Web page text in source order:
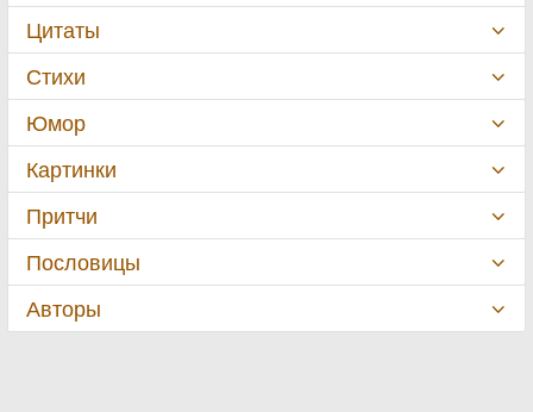
Цитаты
Стихи
Юмор
Картинки
Притчи
Пословицы
Авторы